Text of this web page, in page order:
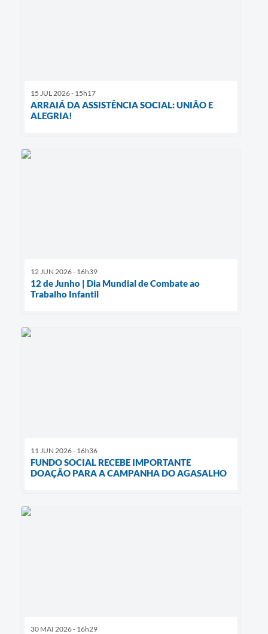
15 JUL 2026 - 15h17
ARRAIÁ DA ASSISTÊNCIA SOCIAL: UNIÃO E
ALEGRIA!
12 JUN 2026 - 16h39
12 de Junho | Dia Mundial de Combate ao
Trabalho Infantil
11 JUN 2026 - 16h36
FUNDO SOCIAL RECEBE IMPORTANTE
DOAÇÃO PARA A CAMPANHA DO AGASALHO
30 MAI 2026 - 16h29